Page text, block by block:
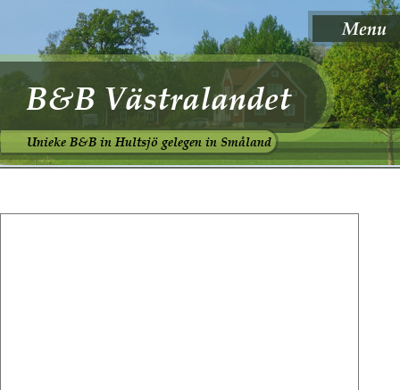
B&B Västralandet
Unieke B&B in Hultsjö gelegen in Småland